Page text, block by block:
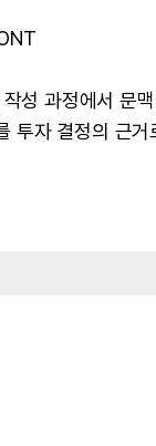
성 과정에서 문
자 결정의 근